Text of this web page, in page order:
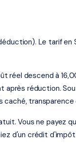
Le tarif en
réel descend à
après réduction.
caché,
Vous ne payez
d'un crédit